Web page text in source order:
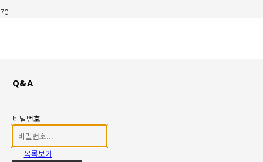
Q&A
비밀번호
목록보기